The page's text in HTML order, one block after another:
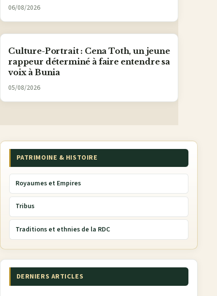
06/08/2026
Culture-Portrait : Cena Toth, un jeune
rappeur déterminé à faire entendre sa
voix à Bunia
05/08/2026
PATRIMOINE & HISTOIRE
Royaumes et Empires
Tribus
Traditions et ethnies de la RDC
DERNIERS ARTICLES